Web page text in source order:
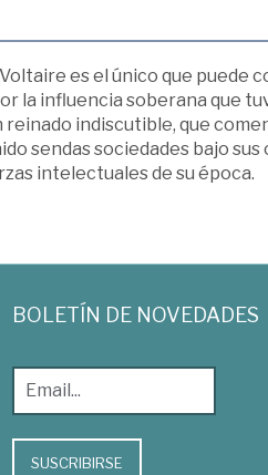
es el único que puede
la influencia soberana que
indiscutible, que
sendas sociedades bajo
intelectuales de su época.
BOLETÍN DE NOVEDADES
SUSCRIBIRSE